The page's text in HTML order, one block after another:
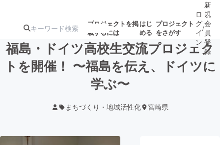
プロジェクトを掲
載するには
はじ
める
プロジェクト
をさがす
注目の新着プロ募集終了が近いプ
ロ
グ
イ
ン
/
新
規
会
員
登
録
福島・ドイツ高校生交流プロジェク
トを開催！ 〜福島を伝え、ドイツに
学ぶ〜
まちづくり・地域活性化 宮崎県